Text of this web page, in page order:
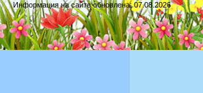
Информация на сайте обновлена: 07.08.2026